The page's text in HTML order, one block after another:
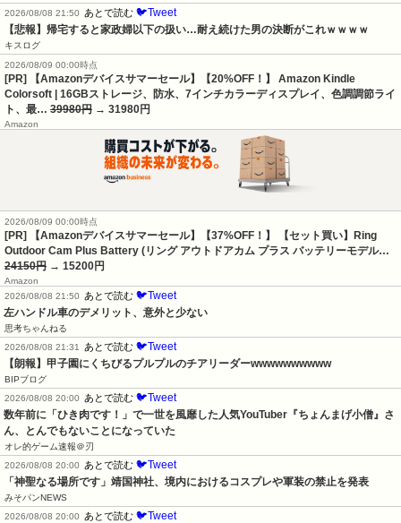
2026/08/08 21:50
あとで読む 🐦Tweet
【悲報】帰宅すると家政婦以下の扱い…耐え続けた男の決断がこれｗｗｗｗ
キスログ
2026/08/09 00:00時点
[PR] 【Amazonデバイスサマーセール】【20%OFF！】 Amazon Kindle
Colorsoft | 16GBストレージ、防水、7インチカラーディスプレイ、色調調節ライ
ト、最… 39980円 → 31980円
Amazon
2026/08/09 00:00時点
[PR] 【Amazonデバイスサマーセール】【37%OFF！】 【セット買い】Ring
Outdoor Cam Plus Battery (リング アウトドアカム プラス バッテリーモデル…
24150円 → 15200円
Amazon
2026/08/08 21:50
あとで読む 🐦Tweet
左ハンドル車のデメリット、意外と少ない
思考ちゃんねる
2026/08/08 21:31
あとで読む 🐦Tweet
【朗報】甲子園にくちびるプルプルのチアリーダーwwwwwwwwww
BIPブログ
2026/08/08 20:00
あとで読む 🐦Tweet
数年前に「ひき肉です！」で一世を風靡した人気YouTuber『ちょんまげ小僧』さ
ん、とんでもないことになっていた
オレ的ゲーム速報＠刃
2026/08/08 20:00
あとで読む 🐦Tweet
「神聖なる場所です」靖国神社、境内におけるコスプレや軍装の禁止を発表
みそパンNEWS
2026/08/08 20:00
あとで読む 🐦Tweet